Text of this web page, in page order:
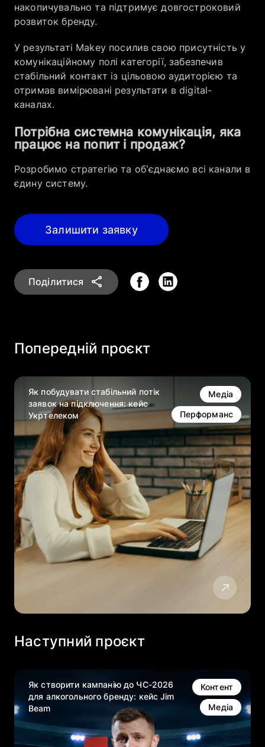
накопичувально та підтримує довгостроковий
розвиток бренду.
У результаті Makey посилив свою присутність у
комунікаційному полі категорії, забезпечив
стабільний контакт із цільовою аудиторією та
отримав вимірювані результати в digital-
каналах.
Потрібна системна комунікація, яка
працює на попит і продаж?
Розробимо стратегію та об’єднаємо всі канали в
єдину систему.
Залишити заявку
Поділитися
Попередній проєкт
Як побудувати стабільний потік
заявок на підключення: кейс
Укртелеком
Медіа
Перформанс
Наступний проєкт
Як створити кампанію до ЧС-2026
для алкогольного бренду: кейс Jim
Beam
Контент
Медіа